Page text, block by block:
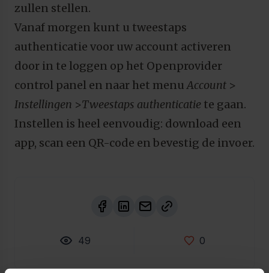
zullen stellen.
Vanaf morgen kunt u tweestaps
authenticatie voor uw account activeren
door in te loggen op het Openprovider
control panel en naar het menuAccount >
Instellingen >Tweestaps authenticatie te gaan.
Instellen is heel eenvoudig: download een
app, scan een QR-code en bevestig de invoer.
49 0